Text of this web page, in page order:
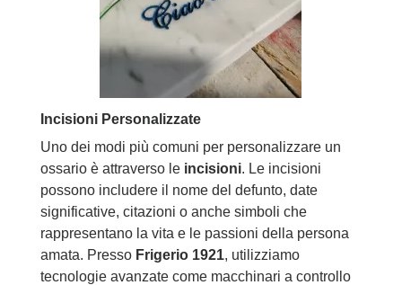
Incisioni Personalizzate
Uno dei modi più comuni per personalizzare un
ossario è attraverso le incisioni. Le incisioni
possono includere il nome del defunto, date
significative, citazioni o anche simboli che
rappresentano la vita e le passioni della persona
amata. Presso Frigerio 1921, utilizziamo
tecnologie avanzate come macchinari a controllo